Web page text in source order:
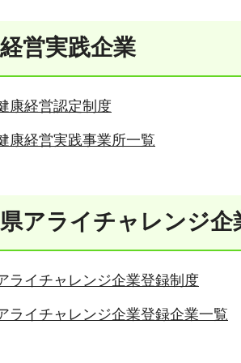
営実践企業
康経営認定制度
康経営実践事業所一覧
アライチャレンジ企
ライチャレンジ企業登録制度
ライチャレンジ企業登録企業一覧